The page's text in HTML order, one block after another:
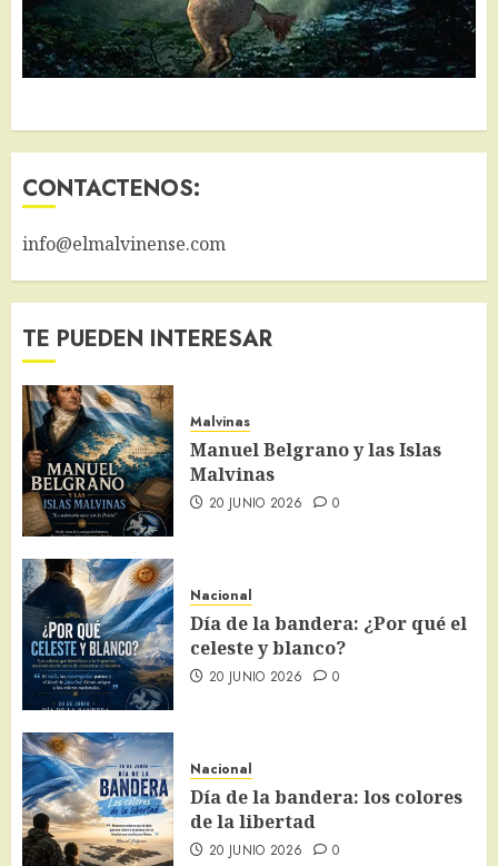
CONTACTENOS:
info@elmalvinense.com
TE PUEDEN INTERESAR
Malvinas
Manuel Belgrano y las Islas
Malvinas
20 JUNIO 2026 0
Nacional
Día de la bandera: ¿Por qué el
celeste y blanco?
20 JUNIO 2026 0
Nacional
Día de la bandera: los colores
de la libertad
20 JUNIO 2026 0